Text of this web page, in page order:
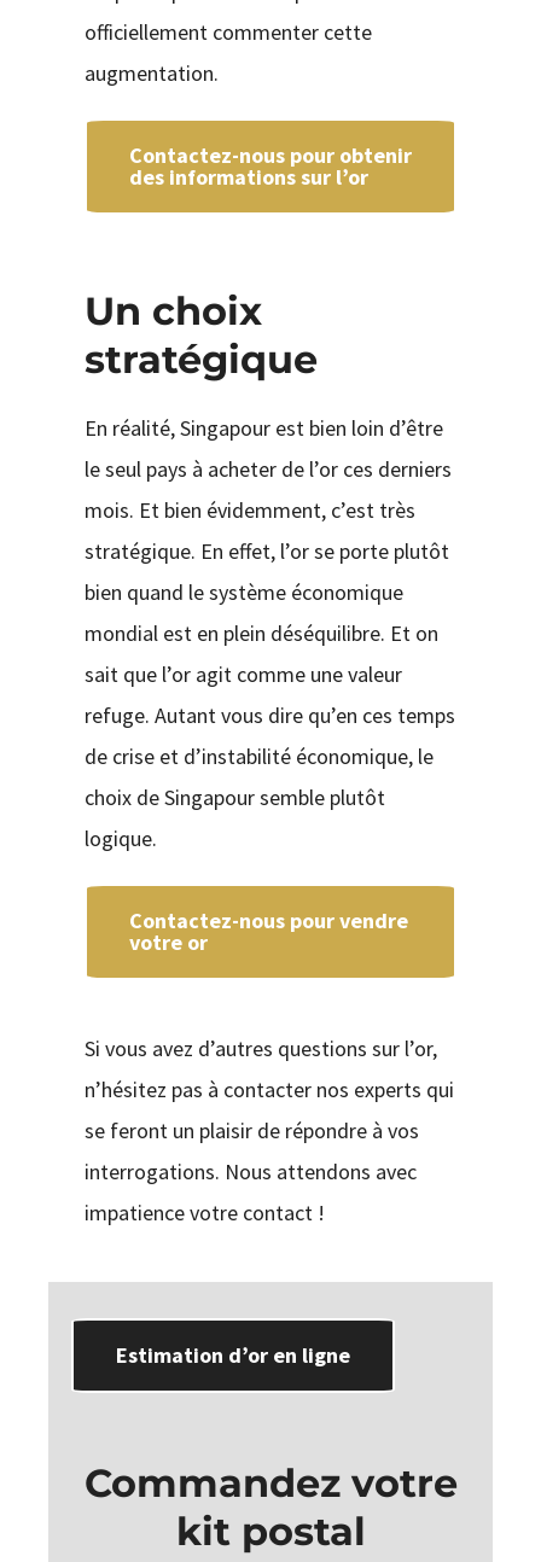
officiellement commenter cette
augmentation.
Contactez-nous pour obtenir
des informations sur l’or
Un choix
stratégique
En réalité, Singapour est bien loin d’être
le seul pays à acheter de l’or ces derniers
mois. Et bien évidemment, c’est très
stratégique. En effet, l’or se porte plutôt
bien quand le système économique
mondial est en plein déséquilibre. Et on
sait que l’or agit comme une valeur
refuge. Autant vous dire qu’en ces temps
de crise et d’instabilité économique, le
choix de Singapour semble plutôt
logique.
Contactez-nous pour vendre
votre or
Si vous avez d’autres questions sur l’or,
n’hésitez pas à contacter nos experts qui
se feront un plaisir de répondre à vos
interrogations. Nous attendons avec
impatience votre contact !
Estimation d’or en ligne
Commandez votre
kit postal